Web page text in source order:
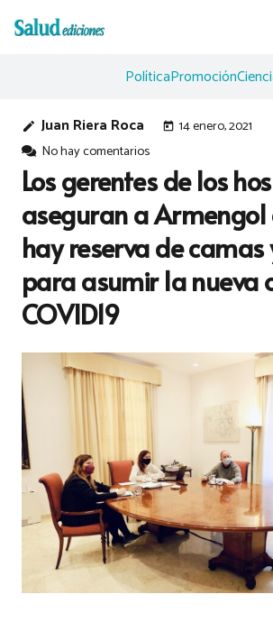
PolíticaPromoción
edit Juan Riera Roca today 14 enero, 2021
No hay comentarios
Los gerentes de los
aseguran a Armengol
hay reserva de camas
para asumir la nueva
COVID19